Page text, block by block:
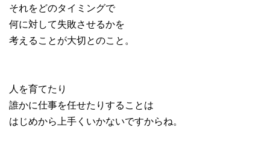
それをどのタイミングで
何に対して失敗させるかを
考えることが大切とのこと。
人を育てたり
誰かに仕事を任せたりすることは
はじめから上手くいかないですからね。